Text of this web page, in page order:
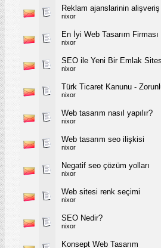
Reklam ajanslarinin
nixor
En İyi Web Tasarım Firması
nixor
SEO ile Yeni Bir Emlak
nixor
Türk Ticaret Kanunu -
nixor
Web tasarım nasıl yapılır?
nixor
Web tasarım seo ilişkisi
nixor
Negatif seo çözüm yolları
nixor
Web sitesi renk seçimi
nixor
SEO Nedir?
nixor
Konsept Web Tasarım